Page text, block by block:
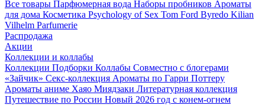
Все товары Парфюмерная вода Наборы пробников Ароматы
для дома Косметика Psychology of Sex Tom Ford Byredo Kilian
Vilhelm Parfumerie
Распродажа
Акции
Коллекции и коллабы
Коллекции Подборки Коллабы Совместно с блогерами
«Зайчик» Секс-коллекция Ароматы по Гарри Поттеру
Ароматы аниме Хаяо Миядзаки Литературная коллекция
Путешествие по России Новый 2026 год с конем-огнем